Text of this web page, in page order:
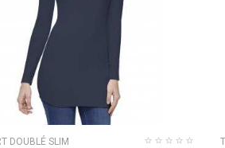
DOUBLÉ SLIM